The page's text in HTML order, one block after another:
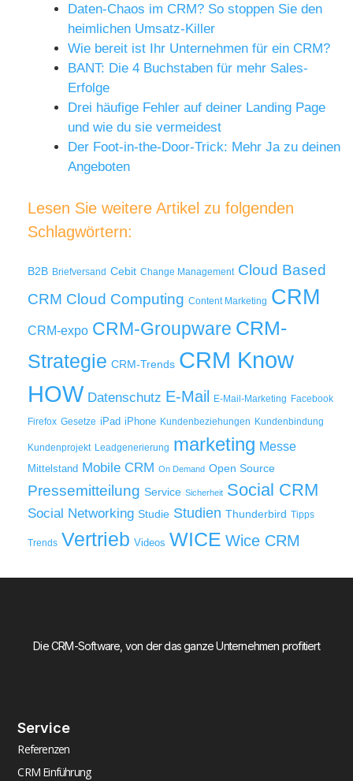
Daten-Chaos im CRM? So stoppen Sie den
heimlichen Umsatz-Killer
Wie bereit ist Ihr Unternehmen für ein CRM?
BANT: Die 4 Buchstaben für mehr Sales-
Erfolge
Drei häufige Fehler auf deiner Landing Page
und wie du sie vermeidest
Der Foot-in-the-Door-Trick: Mehr Ja zu deinen
Angeboten
Lesen Sie weitere Artikel zu folgenden
Schlagwörtern:
B2B Briefversand Cebit Change Management Cloud Based
CRM Cloud Computing Content Marketing CRM
CRM-expo CRM-Groupware CRM-
Strategie CRM-Trends CRM Know
HOW Datenschutz E-Mail E-Mail-Marketing Facebook
Firefox Gesetze iPad iPhone Kundenbeziehungen Kundenbindung
Kundenprojekt Leadgenerierung marketing Messe
Mittelstand Mobile CRM On Demand Open Source
Pressemitteilung Service Sicherheit Social CRM
Social Networking Studie Studien Thunderbird Tipps
Trends Vertrieb Videos WICE Wice CRM
Die CRM-Software, von der das ganze Unternehmen profitiert
Service
Referenzen
CRM Einführung